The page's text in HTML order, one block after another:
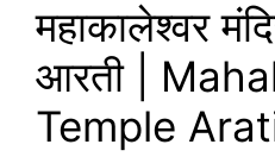
महाकालेश्वर
आरती |
Temple